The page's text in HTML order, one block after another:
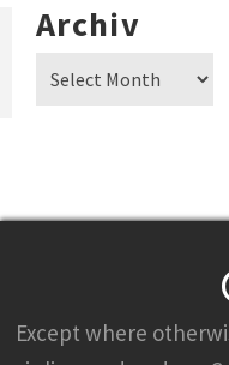
Archiv
Archiv
Except where